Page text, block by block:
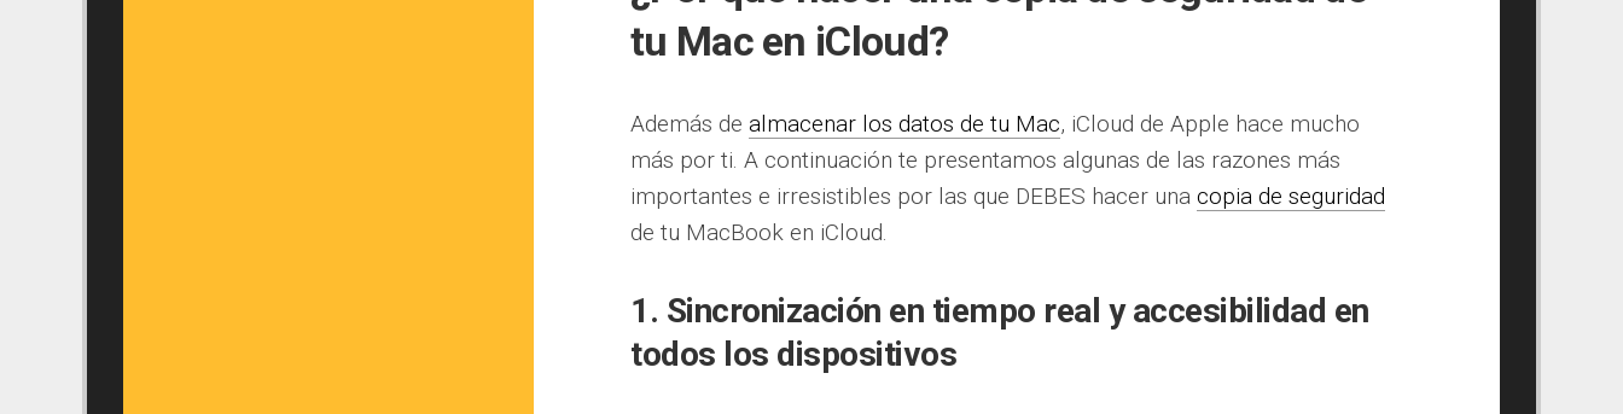
tu Mac en iCloud?
Además de almacenar los datos de tu Mac, iCloud de Apple hace mucho
más por ti. A continuación te presentamos algunas de las razones más
importantes e irresistibles por las que DEBES hacer una copia de seguridad
de tu MacBook en iCloud.
1. Sincronización en tiempo real y accesibilidad en
todos los dispositivos